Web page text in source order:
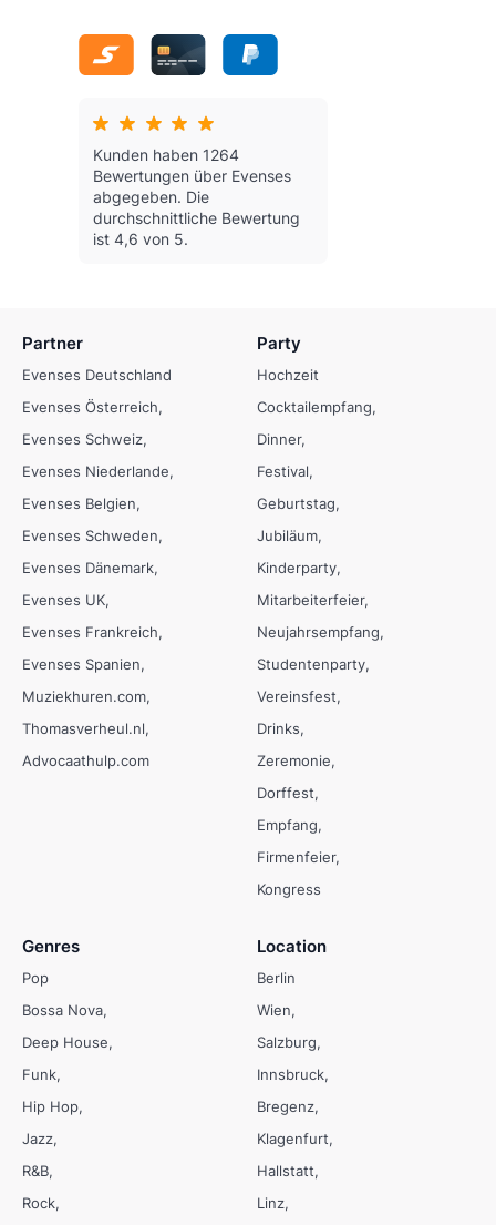
Kunden haben 1264
Bewertungen über Evenses
abgegeben. Die
durchschnittliche Bewertung
ist 4,6 von 5.
Partner
Evenses Deutschland
Evenses Österreich
Evenses Schweiz
Evenses Niederlande
Evenses Belgien
Evenses Schweden
Evenses Dänemark
Evenses UK
Evenses Frankreich
Evenses Spanien
Muziekhuren.com
Thomasverheul.nl
Advocaathulp.com
Party
Hochzeit
Cocktailempfang
Dinner
Festival
Geburtstag
Jubiläum
Kinderparty
Mitarbeiterfeier
Neujahrsempfang
Studentenparty
Vereinsfest
Drinks
Zeremonie
Dorffest
Empfang
Firmenfeier
Kongress
Genres
Pop
Bossa Nova
Deep House
Funk
Hip Hop
Jazz
R&B
Rock
Location
Berlin
Wien
Salzburg
Innsbruck
Bregenz
Klagenfurt
Hallstatt
Linz